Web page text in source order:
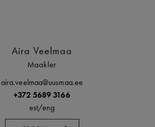
Aira Veelmaa
Maakler
aira.veelmaa@uusmaa.ee
+372 5689 3166
est/eng